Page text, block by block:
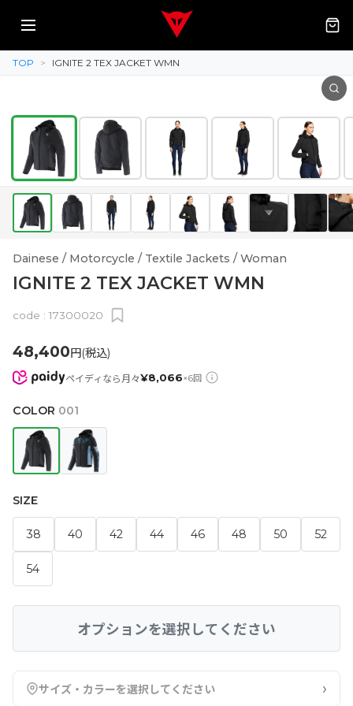
TOP > IGNITE 2 TEX JACKET WMN
Dainese / Motorcycle / Textile Jackets / Woman
IGNITE 2 TEX JACKET WMN
code : 17300020
48,400円(税込)
ペイディなら月々¥8,066×6回
COLOR 001
SIZE
38 40 42 44 46 48 50 52
54
オプションを選択してください
サイズ・カラーを選択してください ›